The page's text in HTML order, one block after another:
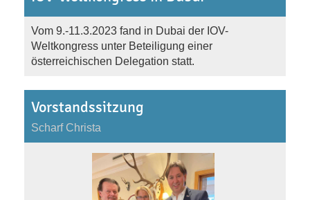
Vom 9.-11.3.2023 fand in Dubai der IOV-
Weltkongress unter Beteiligung einer
österreichischen Delegation statt.
Vorstandssitzung
Scharf Christa